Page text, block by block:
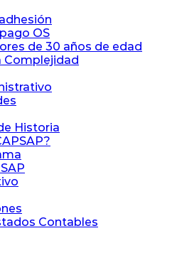
OS
de 30 años de edad
Complejidad
Historia
Contables